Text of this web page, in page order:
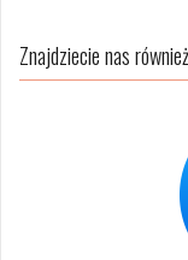
Znajdziecie nas